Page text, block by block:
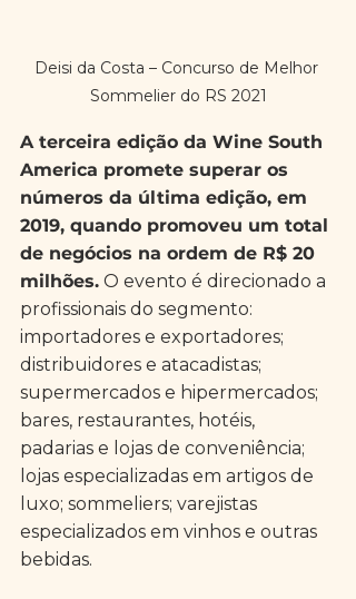
Deisi da Costa – Concurso de Melhor
Sommelier do RS 2021
A terceira edição da Wine South
America promete superar os
números da última edição, em
2019, quando promoveu um total
de negócios na ordem de R$ 20
milhões. O evento é direcionado a
profissionais do segmento:
importadores e exportadores;
distribuidores e atacadistas;
supermercados e hipermercados;
bares, restaurantes, hotéis,
padarias e lojas de conveniência;
lojas especializadas em artigos de
luxo; sommeliers; varejistas
especializados em vinhos e outras
bebidas.